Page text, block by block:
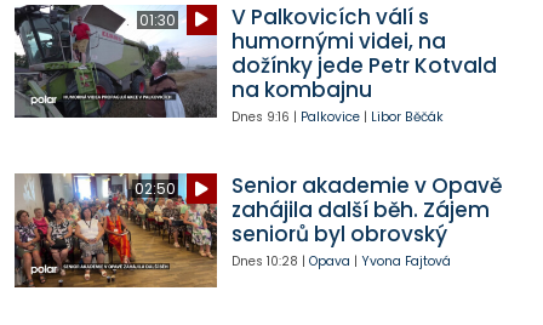
01:30
V Palkovicích válí s
humornými videi, na
dožínky jede Petr Kotvald
na kombajnu
Dnes 9:16 | Palkovice| Libor Běčák
02:50
Senior akademie v Opavě
zahájila další běh. Zájem
seniorů byl obrovský
Dnes 10:28 | Opava | Yvona Fajtová